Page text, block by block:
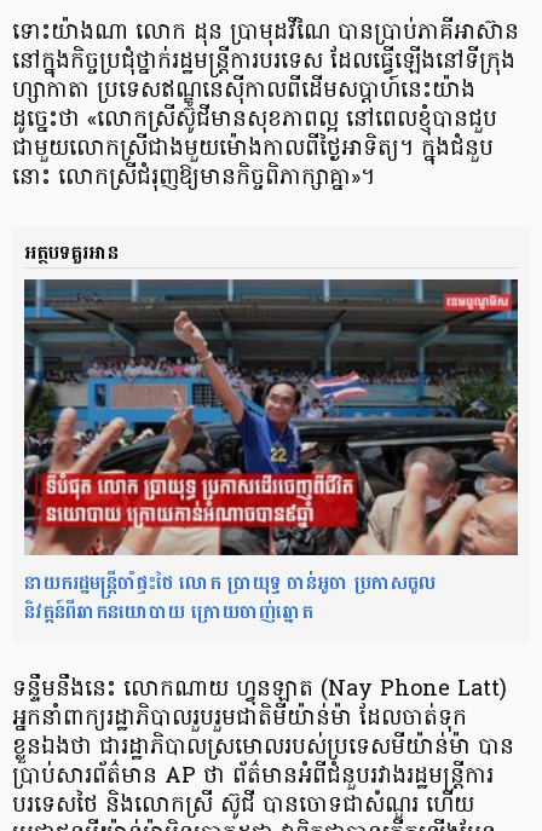
ទោះយ៉ាងណា លោក ដុន ប្រាមុដវីណៃ បានប្រាប់ភាគីអាស៊ាន
នៅក្នុងកិច្ចប្រជុំថ្នាក់រដ្ឋមន្ត្រីការបរទេស ដែលធ្វើឡើងនៅទីក្រុង
ហ្សាកាតា ប្រទេសឥណ្ឌូនេស៊ីកាលពីដើមសប្តាហ៍នេះយ៉ាង
ដូច្នេះថា «លោកស្រីស៊ូជីមានសុខភាពល្អ នៅពេលខ្ញុំបានជួប
ជាមួយលោកស្រីជាងមួយម៉ោងកាលពីថ្ងៃអាទិត្យ។ ក្នុងជំនួប
នោះ លោកស្រីជំរុញឱ្យមានកិច្ចពិភាក្សាគ្នា»។
អត្ថបទគួរអាន
នាយករដ្ឋមន្ត្រីចាំផ្ទះថៃ លោក ប្រាយុទ្ធ ចាន់អូចា ប្រកាសចូល
និវត្តន៍ពីឆាកនយោបាយ ក្រោយចាញ់ឆ្នោត
ទន្ទឹមនឹងនេះ លោកណាយ ហ្វុនឡាត (Nay Phone Latt)
អ្នកនាំពាក្យរដ្ឋាភិបាលរួបរួមជាតិមីយ៉ាន់ម៉ា ដែលចាត់ទុក
ខ្លួនឯងថា ជារដ្ឋាភិបាលស្រមោលរបស់ប្រទេសមីយ៉ាន់ម៉ា បាន
ប្រាប់សារព័ត៌មាន AP ថា ព័ត៌មានអំពីជំនួបរវាងរដ្ឋមន្ត្រីការ
បរទេសថៃ និងលោកស្រី ស៊ូជី បានចោទជាសំណួរ ហើយ